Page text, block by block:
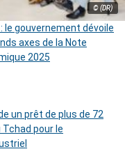
© (DR)
le gouvernement dévoile
axes de la Note
2025
un prêt de plus de 72
Tchad pour le